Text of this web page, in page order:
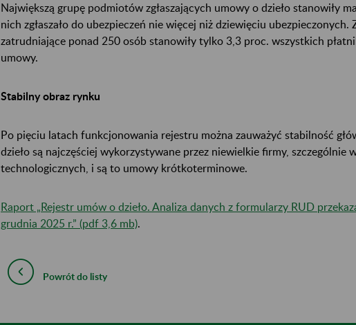
Największą grupę podmiotów zgłaszających umowy o dzieło stanowiły
nich zgłaszało do ubezpieczeń nie więcej niż dziewięciu
zatrudniające ponad 250 osób stanowiły tylko 3,3 proc. wszystkich
umowy.
Stabilny obraz rynku
Po pięciu latach funkcjonowania rejestru można zauważyć stabilność
dzieło są najczęściej wykorzystywane przez niewielkie firmy, szczególnie
technologicznych, i są to umowy krótkoterminowe.
Raport „Rejestr umów o dzieło. Analiza danych z formularzy RUD
grudnia 2025 r.” (pdf 3,6 mb).
Powrót do listy